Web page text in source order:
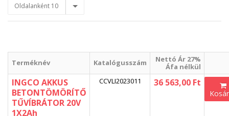
Oldalanként 10
Terméknév Katalógusszám
Nettó Ár 27%
Áfa nélkül
INGCO AKKUS
BETONTÖMÖRÍTŐ
TŰVÍBRÁTOR 20V
1X2Ah
CCVLI2023011 36 563,00 Ft